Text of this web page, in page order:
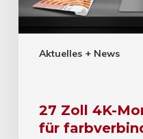
Aktuelles + News
27 Zoll 4K-
für